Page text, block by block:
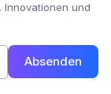
Innovationen und
Absenden